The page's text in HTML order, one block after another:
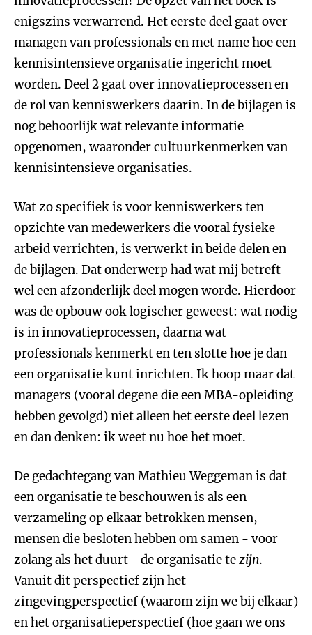
enigszins verwarrend. Het eerste deel gaat over
managen van professionals en met name hoe een
kennisintensieve organisatie ingericht moet
worden. Deel 2 gaat over innovatieprocessen en
de rol van kenniswerkers daarin. In de bijlagen is
nog behoorlijk wat relevante informatie
opgenomen, waaronder cultuurkenmerken van
kennisintensieve organisaties.
Wat zo specifiek is voor kenniswerkers ten
opzichte van medewerkers die vooral fysieke
arbeid verrichten, is verwerkt in beide delen en
de bijlagen. Dat onderwerp had wat mij betreft
wel een afzonderlijk deel mogen worde. Hierdoor
was de opbouw ook logischer geweest: wat nodig
is in innovatieprocessen, daarna wat
professionals kenmerkt en ten slotte hoe je dan
een organisatie kunt inrichten. Ik hoop maar dat
managers (vooral degene die een MBA-opleiding
hebben gevolgd) niet alleen het eerste deel lezen
en dan denken: ik weet nu hoe het moet.
De gedachtegang van Mathieu Weggeman is dat
een organisatie te beschouwen is als een
verzameling op elkaar betrokken mensen,
mensen die besloten hebben om samen - voor
zolang als het duurt - de organisatie tezijn.
Vanuit dit perspectief zijn het
zingevingperspectief (waarom zijn we bij elkaar)
en het organisatieperspectief (hoe gaan we ons